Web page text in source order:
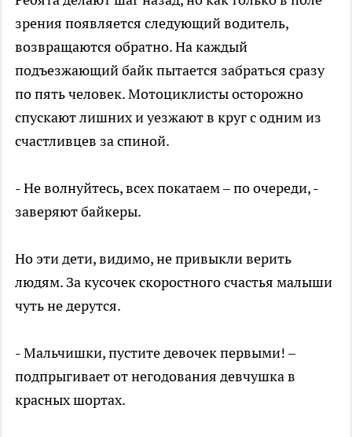
зрения появляется следующий водитель,
возвращаются обратно. На каждый
подъезжающий байк пытается забраться сразу
по пять человек. Мотоциклисты осторожно
спускают лишних и уезжают в круг с одним из
счастливцев за спиной.
- Не волнуйтесь, всех покатаем – по очереди, -
заверяют байкеры.
Но эти дети, видимо, не привыкли верить
людям. За кусочек скоростного счастья малыши
чуть не дерутся.
- Мальчишки, пустите девочек первыми! –
подпрыгивает от негодования девчушка в
красных шортах.